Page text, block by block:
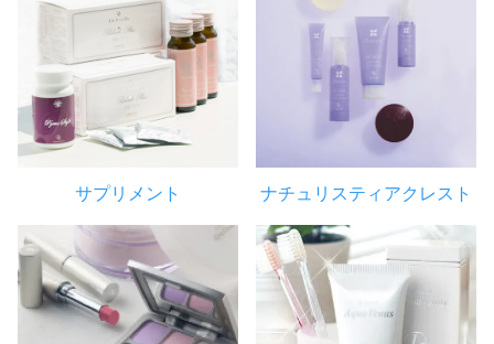
サプリメント ナチュリスティアクレスト